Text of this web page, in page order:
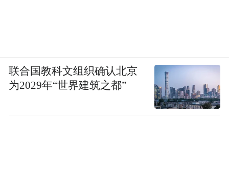
联合国教科文组织确认北京
为2029年“世界建筑之都”